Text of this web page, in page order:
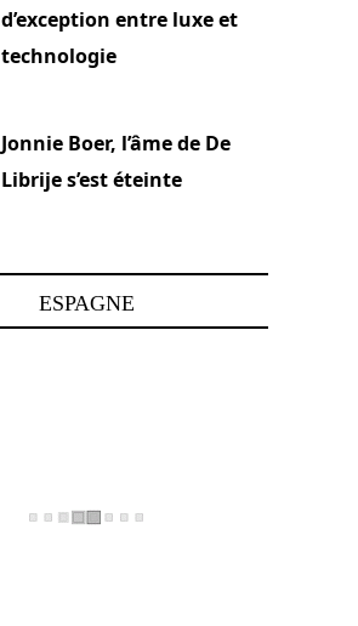
d’exception entre luxe et
technologie
Jonnie Boer, l’âme de De
Librije s’est éteinte
ESPAGNE